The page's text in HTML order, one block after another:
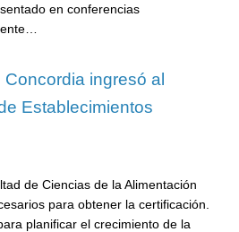
en conferencias
ingresó al
Establecimientos
de Ciencias de la Alimentación
para obtener la certificación.
planificar el crecimiento de la